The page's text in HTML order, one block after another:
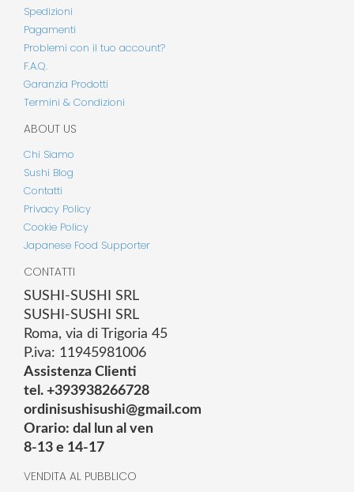
Spedizioni
Pagamenti
Problemi con il tuo account?
F.A.Q.
Garanzia Prodotti
Termini & Condizioni
ABOUT US
Chi Siamo
Sushi Blog
Contatti
Privacy Policy
Cookie Policy
Japanese Food Supporter
CONTATTI
SUSHI-SUSHI SRL
SUSHI-SUSHI SRL
Roma, via di Trigoria 45
P.iva: 11945981006
Assistenza Clienti
tel. +393938266728
ordinisushisushi@gmail.com
Orario: dal lun al ven
8-13 e 14-17
VENDITA AL PUBBLICO